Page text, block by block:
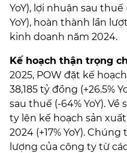
YoY), lợi nhuận sau thuế
YoY), hoàn thành lần
kinh doanh năm 2024.
Kế hoạch thận trọng
2025, POW đặt kế
38,185 tỷ đồng (+26.5%
sau thuế (-64% YoY).
ty lên kế hoạch sản
2024 (+17% YoY).
lượng của công ty từ